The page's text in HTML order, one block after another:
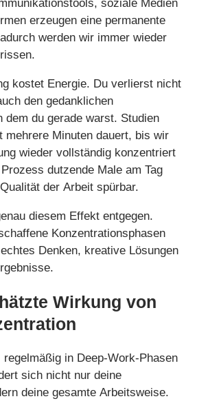
soziale Medien
erzeugen eine permanente
werden wir immer wieder
kostet Energie. Du verlierst nicht
den gedanklichen
dem du gerade warst. Studien
mehrere Minuten dauert, bis wir
wieder vollständig konzentriert
dutzende Male am Tag
der Arbeit spürbar.
diesem Effekt entgegen.
Konzentrationsphasen
Denken, kreative Lösungen
Wirkung von
regelmäßig in Deep-Work-Phasen
sich nicht nur deine
deine gesamte Arbeitsweise.